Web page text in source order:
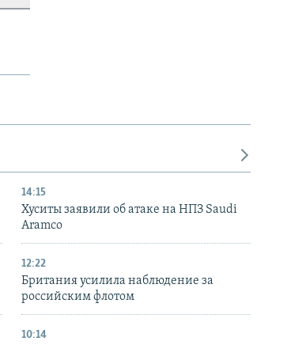
14:15
Хуситы заявили об атаке на НПЗ Saudi
Aramco
12:22
Британия усилила наблюдение за
российским флотом
10:14